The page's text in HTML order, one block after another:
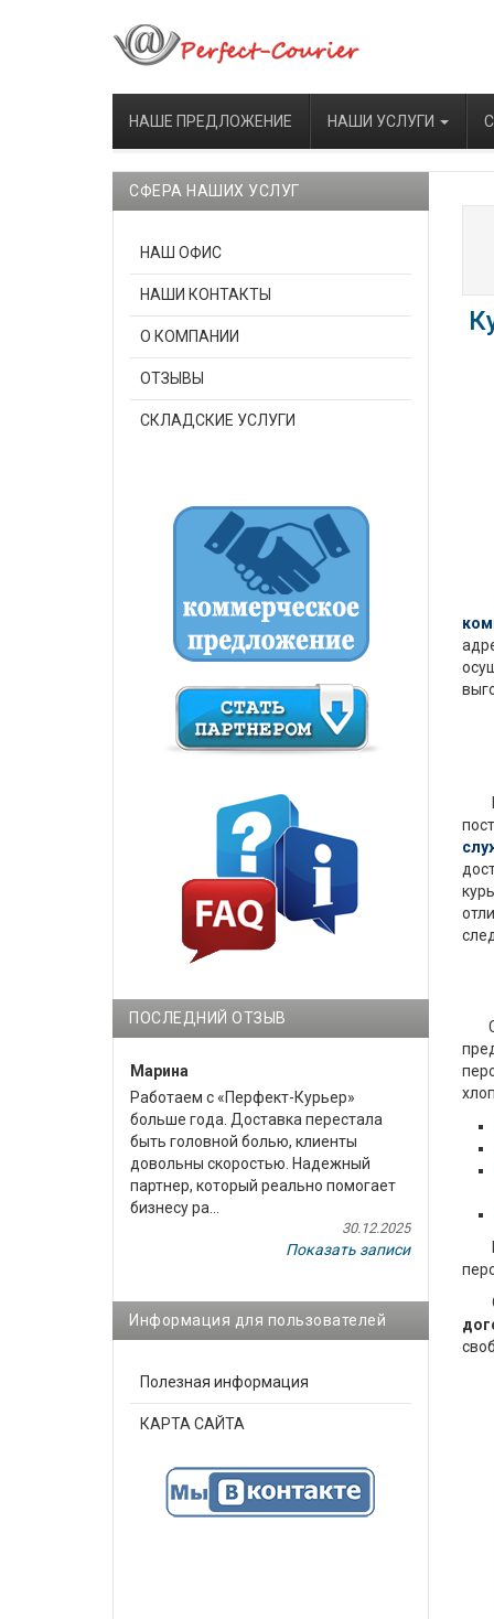
НАШЕ ПРЕДЛОЖЕНИЕ НАШИ УСЛУГИ
И
СФЕРА НАШИХ УСЛУГ
НАШ ОФИС
НАШИ КОНТАКТЫ
О КОМПАНИИ
ОТЗЫВЫ
СКЛАДСКИЕ УСЛУГИ
ПОСЛЕДНИЙ ОТЗЫВ
Марина
Работаем с «Перфект-Курьер»
больше года. Доставка перестала
быть головной болью, клиенты
довольны скоростью. Надежный
партнер, который реально помогает
бизнесу ра...
30.12.2025
Показать записи
Информация для пользователей
Полезная информация
КАРТА САЙТА